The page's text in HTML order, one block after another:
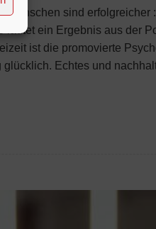
sind erfolgreicher
lautet ein Ergebnis aus der
ist die promovierte
Echtes und